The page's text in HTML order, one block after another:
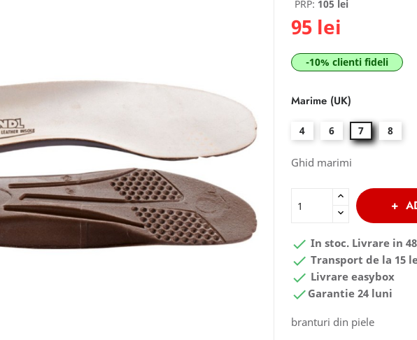
PRP: 105 lei
95 lei
-10% clienti fideli
Marime (UK)
4 6 7 8
Ghid marimi
 In stoc. Livrare in
 Transport de la 15
 Livrare easybox
 Garantie 24 luni
branturi din piele